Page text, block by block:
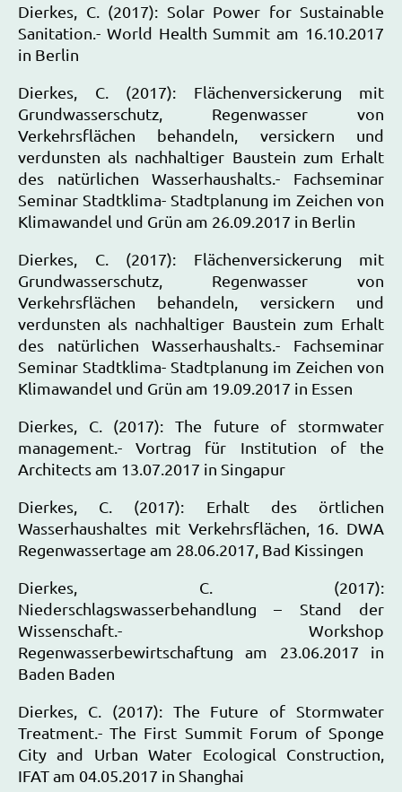
Dierkes, C. (2017): Solar Power for Sustainable
Sanitation.- World Health Summit am 16.10.2017
in Berlin
Dierkes, C. (2017): Flächenversickerung mit
Grundwasserschutz, Regenwasser von
Verkehrsflächen behandeln, versickern und
verdunsten als nachhaltiger Baustein zum Erhalt
des natürlichen Wasserhaushalts.- Fachseminar
Seminar Stadtklima- Stadtplanung im Zeichen von
Klimawandel und Grün am 26.09.2017 in Berlin
Dierkes, C. (2017): Flächenversickerung mit
Grundwasserschutz, Regenwasser von
Verkehrsflächen behandeln, versickern und
verdunsten als nachhaltiger Baustein zum Erhalt
des natürlichen Wasserhaushalts.- Fachseminar
Seminar Stadtklima- Stadtplanung im Zeichen von
Klimawandel und Grün am 19.09.2017 in Essen
Dierkes, C. (2017): The future of stormwater
management.- Vortrag für Institution of the
Architects am 13.07.2017 in Singapur
Dierkes, C. (2017): Erhalt des örtlichen
Wasserhaushaltes mit Verkehrsflächen, 16. DWA
Regenwassertage am 28.06.2017, Bad Kissingen
Dierkes, C. (2017):
Niederschlagswasserbehandlung – Stand der
Wissenschaft.- Workshop
Regenwasserbewirtschaftung am 23.06.2017 in
Baden Baden
Dierkes, C. (2017): The Future of Stormwater
Treatment.- The First Summit Forum of Sponge
City and Urban Water Ecological Construction,
IFAT am 04.05.2017 in Shanghai